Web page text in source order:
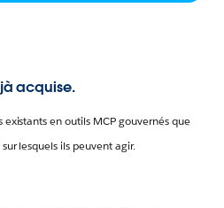
acquise.
en outils MCP gouvernés que
lesquels ils peuvent agir.